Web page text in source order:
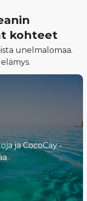
kohteet
unelmalomaa.
ja CocoCay -